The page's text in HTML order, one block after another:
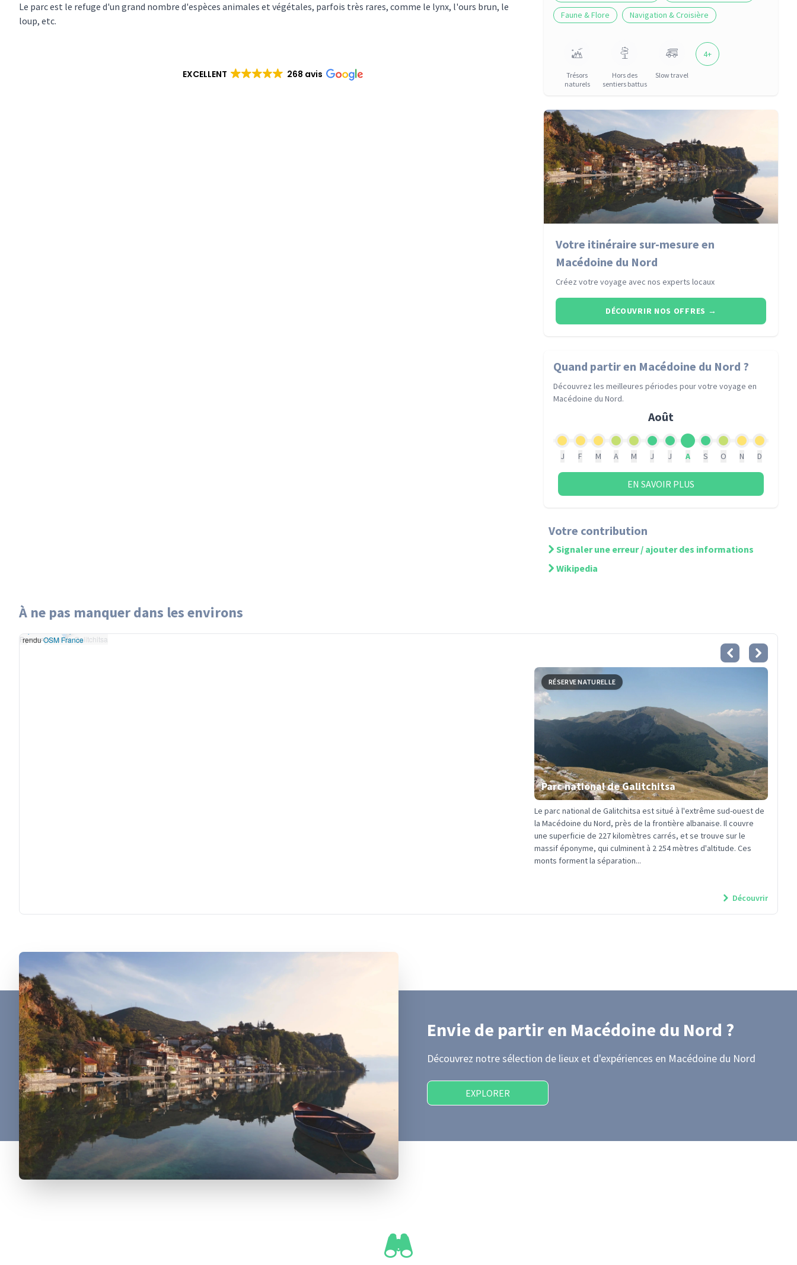
Le parc est le refuge d'un grand nombre d'espèces animales et végétales, parfois très rares, comme le lynx, l'ours brun, le
loup, etc.
EXCELLENT 268 avis
Faune & Flore
Navigation & Croisière
Trésors
naturels
Hors des
sentiers battus
Slow travel
4+
Votre itinéraire sur-mesure en
Macédoine du Nord
Créez votre voyage avec nos experts locaux
DÉCOUVRIR NOS OFFRES →
Quand partiren Macédoine du Nord ?
Découvrez les meilleures périodes pour votre voyageen
Macédoine du Nord.
Août
J F M A M J J A S O N D
EN SAVOIR PLUS
Votre contribution
Signaler une erreur / ajouter des informations
Wikipedia
À ne pas manquer dans les environs
Parc national de Galitchitsa
Leaflet données ©
renduOSM France
Parc national de Galitchitsa
RÉSERVE NATURELLE
Parc national de Galitchitsa
Le parc national de Galitchitsa est situé à l'extrême sud-ouest de
la Macédoine du Nord, près de la frontière albanaise. Il couvre
une superficie de 227 kilomètres carrés, et se trouve sur le
massif éponyme, qui culminent à 2 254 mètres d'altitude. Ces
monts forment la séparation...
Découvrir
Envie de partiren Macédoine du Nord ?
Découvrez notre sélection de lieux et d'expériences en Macédoine du Nord
EXPLORER